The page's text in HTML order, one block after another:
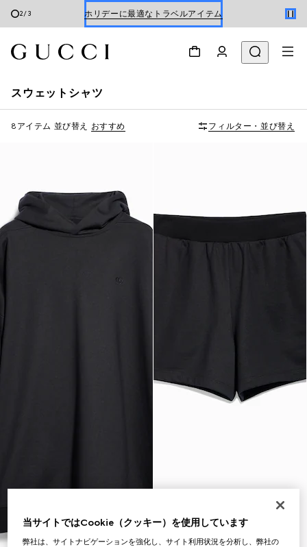
3/3 Gucci x 安藤七宝店
オンライン限定 〔GGマーモント〕
スウェットシャツ
8アイテム 並び替え おすすめ フィルター・並び替え
当サイトではCookie（クッキー）を使用しています
弊社は、サイトナビゲーションを強化し、サイト利用状況を分析し、弊社の